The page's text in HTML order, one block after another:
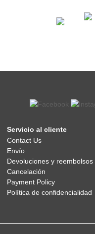
Servicio al cliente
Contact Us
Envío
Devoluciones y reembolsos
Cancelación
Payment Policy
Política de confidencialidad